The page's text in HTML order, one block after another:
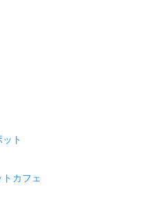
ト
カフェ